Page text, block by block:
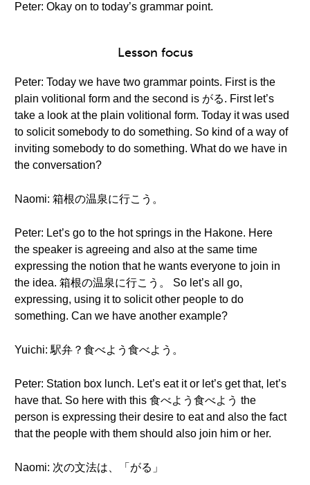
Peter: Okay on to today’s grammar point.
Lesson focus
Peter: Today we have two grammar points. First is the
plain volitional form and the second is がる. First let’s
take a look at the plain volitional form. Today it was used
to solicit somebody to do something. So kind of a way of
inviting somebody to do something. What do we have in
the conversation?
Naomi: 箱根の温泉に行こう。
Peter: Let’s go to the hot springs in the Hakone. Here
the speaker is agreeing and also at the same time
expressing the notion that he wants everyone to join in
the idea. 箱根の温泉に行こう。 So let’s all go,
expressing, using it to solicit other people to do
something. Can we have another example?
Yuichi: 駅弁？食べよう食べよう。
Peter: Station box lunch. Let’s eat it or let’s get that, let’s
have that. So here with this 食べよう食べよう the
person is expressing their desire to eat and also the fact
that the people with them should also join him or her.
Naomi: 次の文法は、「がる」